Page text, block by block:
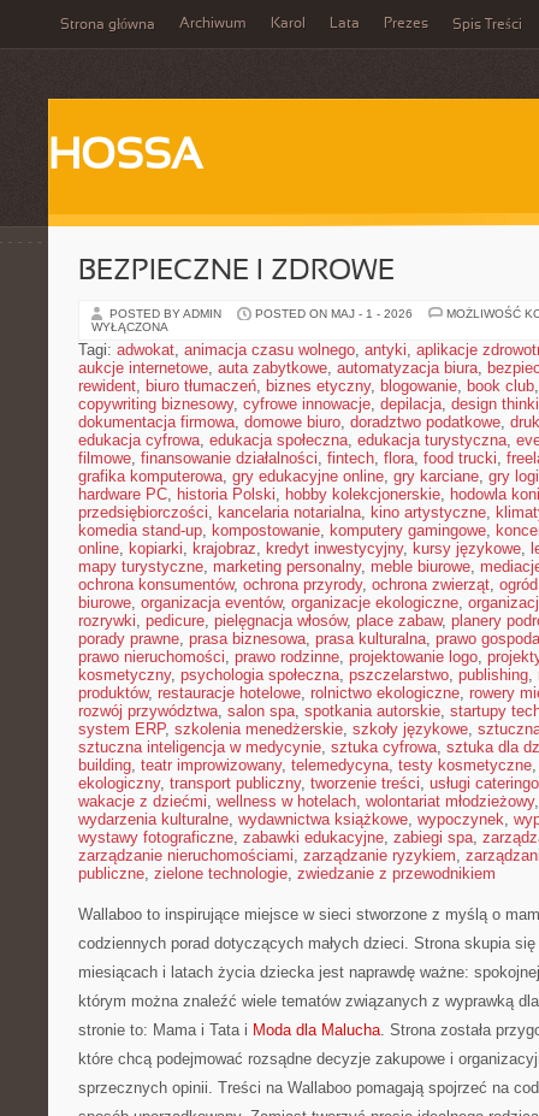
Strona główna Archiwum Karol Lata Prezes Spis Treści
HOSSA
BEZPIECZNE I ZDROWE
POSTED BY ADMIN POSTED ON MAJ - 1 - 2026
MOŻLIWOŚĆ
WYŁĄCZONA
Tagi: adwokat, animacja czasu wolnego, antyki, aplikacje
aukcje internetowe, auta zabytkowe, automatyzacja biura,
rewident, biuro tłumaczeń, biznes etyczny, blogowanie, book club
copywriting biznesowy, cyfrowe innowacje, depilacja, design
dokumentacja firmowa, domowe biuro, doradztwo podatkowe,
edukacja cyfrowa, edukacja społeczna, edukacja turystyczna,
filmowe, finansowanie działalności, fintech, flora, food trucki,
grafika komputerowa, gry edukacyjne online, gry karciane, gry
hardware PC, historia Polski, hobby kolekcjonerskie, hodowla koni
przedsiębiorczości, kancelaria notarialna, kino artystyczne,
komedia stand-up, kompostowanie, komputery gamingowe,
online, kopiarki, krajobraz, kredyt inwestycyjny, kursy językowe,
mapy turystyczne, marketing personalny, meble biurowe,
ochrona konsumentów, ochrona przyrody, ochrona zwierząt,
biurowe, organizacja eventów, organizacje ekologiczne,
rozrywki, pedicure, pielęgnacja włosów, place zabaw, planery
porady prawne, prasa biznesowa, prasa kulturalna, prawo
prawo nieruchomości, prawo rodzinne, projektowanie logo,
kosmetyczny, psychologia społeczna, pszczelarstwo, publishing,
produktów, restauracje hotelowe, rolnictwo ekologiczne, rowery
rozwój przywództwa, salon spa, spotkania autorskie, startupy
system ERP, szkolenia menedżerskie, szkoły językowe,
sztuczna inteligencja w medycynie, sztuka cyfrowa, sztuka dla
building, teatr improwizowany, telemedycyna, testy kosmetyczne
ekologiczny, transport publiczny, tworzenie treści, usługi
wakacje z dziećmi, wellness w hotelach, wolontariat młodzieżowy
wydarzenia kulturalne, wydawnictwa książkowe, wypoczynek,
wystawy fotograficzne, zabawki edukacyjne, zabiegi spa,
zarządzanie nieruchomościami, zarządzanie ryzykiem,
publiczne, zielone technologie, zwiedzanie z przewodnikiem
Wallaboo to inspirujące miejsce w sieci stworzone z myślą o
codziennych porad dotyczących małych dzieci. Strona skupia
miesiącach i latach życia dziecka jest naprawdę ważne:
którym można znaleźć wiele tematów związanych z wyprawką
stronie to: Mama i Tata i Moda dla Malucha. Strona została
które chcą podejmować rozsądne decyzje zakupowe i
sprzecznych opinii. Treści na Wallaboo pomagają spojrzeć na